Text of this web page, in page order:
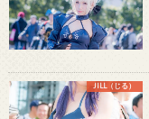
JILL（じる）